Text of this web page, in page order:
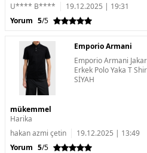
U**** B****
19.12.2025 | 19:31
Yorum 5/5
Emporio Armani
Emporio Armani
Erkek Polo Yaka T
SİYAH
mükemmel
Harika
hakan azmi çetin
19.12.2025 | 13:49
Yorum 5/5